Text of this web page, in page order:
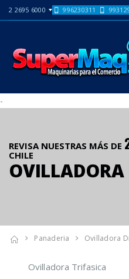
2 2695 6000 996230311
-
REVISA NUESTRAS MÁS DE
CHILE
OVILLADORA
Panaderia Ovilladora
Ovilladora Trifasica